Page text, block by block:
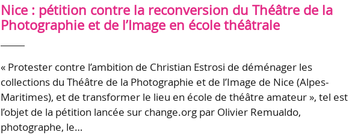
Nice : pétition contre la reconversion du Théâtre de la
Photographie et de l’Image en école théâtrale
« Protester contre l’ambition de Christian Estrosi de déménager les
collections du Théâtre de la Photographie et de l’Image de Nice (Alpes-
Maritimes), et de transformer le lieu en école de théâtre amateur », tel est
l’objet de la pétition lancée sur change.org par Olivier Remualdo,
photographe, le…